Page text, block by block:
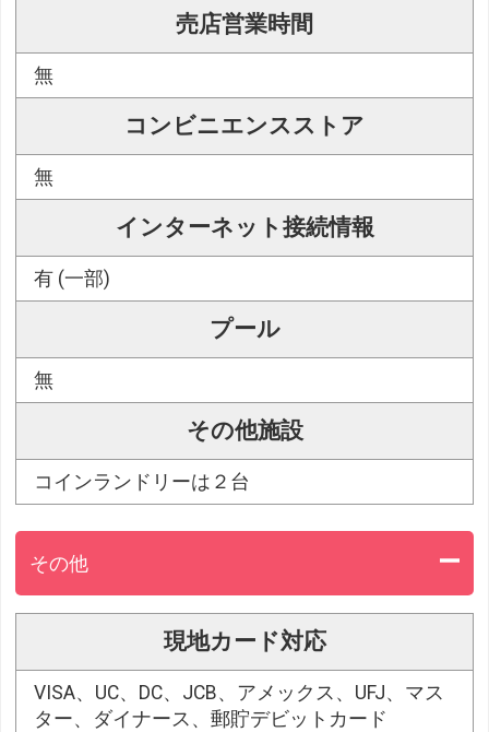
売店営業時間
無
コンビニエンスストア
無
インターネット接続情報
有 (一部)
プール
無
その他施設
コインランドリーは２台
その他
現地カード対応
VISA、UC、DC、JCB、アメックス、UFJ、マス
ター、ダイナース、郵貯デビットカード